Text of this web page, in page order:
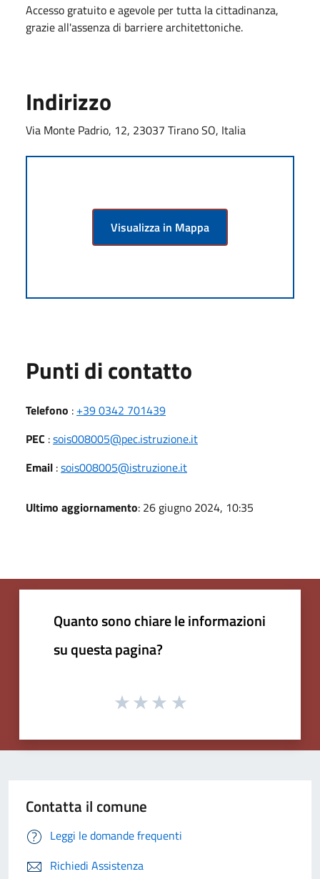
Accesso gratuito e agevole per tutta la cittadinanza,
grazie all'assenza di barriere architettoniche.
Indirizzo
Via Monte Padrio, 12, 23037 Tirano SO, Italia
Visualizza in Mappa
Punti di contatto
Telefono : +39 0342 701439
PEC :sois008005@pec.istruzione.it
Email :sois008005@istruzione.it
Ultimo aggiornamento: 26 giugno 2024, 10:35
Quanto sono chiare le informazioni
su questa pagina?
Contatta il comune
Leggi le domande frequenti
Richiedi Assistenza